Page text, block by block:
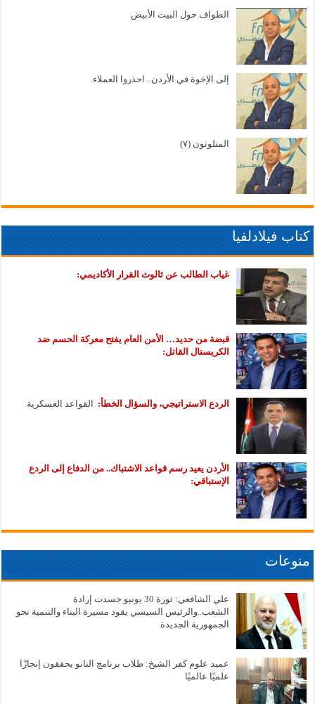
الطواف حول البيت الأبيض
إلى الإخوة في الأردن.. احذروا العملاء
المتلونون (٧)
كتاب فيلادلفيا
غياب الطالب عن ثالوث القرار الأكاديمي:
قبضة من حديد… الأمن العام يفتح معركة الحسم ضد
الكريستال القاتل:
الردع الاستراتيجي، والسؤال الخطأ: القواعد العسكرية
الأردن يعيد رسم قواعد الاشتباك.. من الدفاع إلى الردع
الإستباقي:
منوعات
علي الشافعي: ثورة 30 يونيو جسدت إرادة
الشعب..والرئيس السيسي يقود مسيرة البناء والتنمية نحو
الجمهورية الجديدة
عميد علوم كفر الشيخ: طلاب برنامج النانو يحققون إنجازًا
علميًا عالميًا